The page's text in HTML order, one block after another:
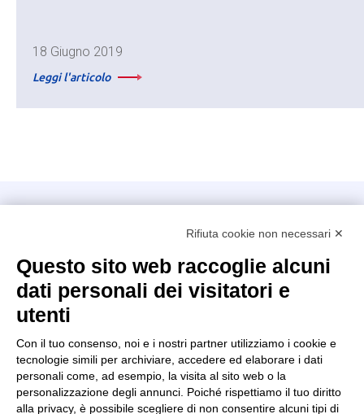
18 Giugno 2019
Leggi l'articolo
Kilometro Rosso innovation district
+39 035 0690366
info@intellimech.it
Copyright 2026, P.iva 03388700167
Seguici su
Rifiuta cookie non necessari ✕
Questo sito web raccoglie alcuni
dati personali dei visitatori e
utenti
Con il tuo consenso, noi e i nostri partner utilizziamo i cookie e
tecnologie simili per archiviare, accedere ed elaborare i dati
personali come, ad esempio, la visita al sito web o la
personalizzazione degli annunci. Poiché rispettiamo il tuo diritto
alla privacy, è possibile scegliere di non consentire alcuni tipi di